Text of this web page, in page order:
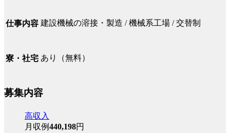
仕事内容 建設機械の溶接・製造 / 機械系工場 / 交替制
寮・社宅 あり（無料）
募集内容
高収入
月収例440,198円